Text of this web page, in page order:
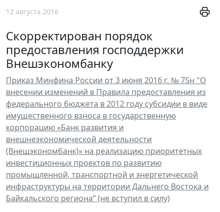
12 августа 2016
Скорректирован порядок
предоставления господдержки
Внешэкономбанку
Приказ Минфина России от 3 июня 2016 г. № 75н "О
внесении изменений в Правила предоставления из
федерального бюджета в 2012 году субсидии в виде
имущественного взноса в государственную
корпорацию «Банк развития и
внешнеэкономической деятельности
(Внешэкономбанк)» на реализацию приоритетных
инвестиционных проектов по развитию
промышленной, транспортной и энергетической
инфраструктуры на территории Дальнего Востока и
Байкальского региона” (не вступил в силу)